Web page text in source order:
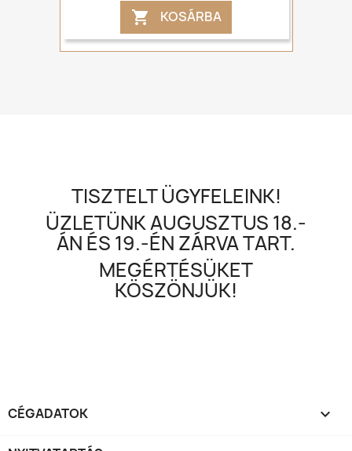
 KOSÁRBA
TISZTELT ÜGYFELEINK!
ÜZLETÜNK AUGUSZTUS 18.-
ÁN ÉS 19.-ÉN ZÁRVA TART.
MEGÉRTÉSÜKET
KÖSZÖNJÜK!
CÉGADATOK 